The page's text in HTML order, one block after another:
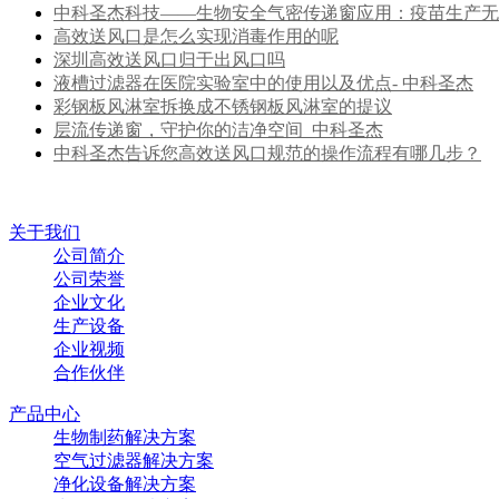
中科圣杰科技——生物安全气密传递窗应用：疫苗生产
高效送风口是怎么实现消毒作用的呢
深圳高效送风口归于出风口吗
液槽过滤器在医院实验室中的使用以及优点- 中科圣杰
彩钢板风淋室拆换成不锈钢板风淋室的提议
层流传递窗，守护你的洁净空间_中科圣杰
中科圣杰告诉您高效送风口规范的操作流程有哪几步？
关于我们
公司简介
公司荣誉
企业文化
生产设备
企业视频
合作伙伴
产品中心
生物制药解决方案
空气过滤器解决方案
净化设备解决方案